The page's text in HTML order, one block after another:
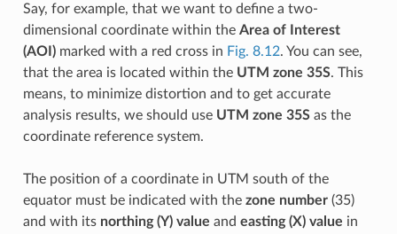
Say, for example, that we want to define a two-
dimensional coordinate within the Area of Interest
(AOI)marked with a red cross in Fig. 8.12. You can see,
that the area is located within the UTM zone 35S. This
means, to minimize distortion and to get accurate
analysis results, we should use UTM zone 35Sas the
coordinate reference system.
The position of a coordinate in UTM south of the
equator must be indicated with the zone number(35)
and with its northing (Y) value and easting (X) value in